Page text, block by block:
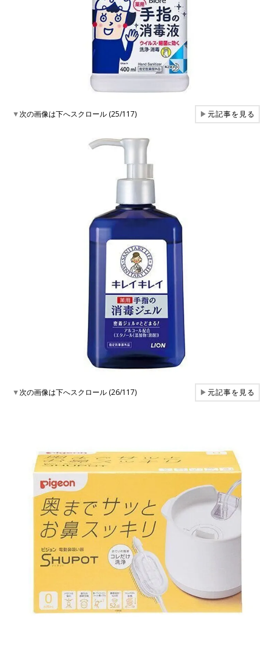
▼次の画像は下へスクロール (25/117) ▶元記事を見る
▼次の画像は下へスクロール (26/117) ▶元記事を見る